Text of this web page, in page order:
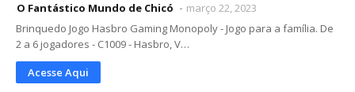
O Fantástico Mundo de Chicó
março 22, 2023
Brinquedo Jogo Hasbro Gaming Monopoly - Jogo para a família. De
2 a 6 jogadores - C1009 - Hasbro, V…
Acesse Aqui